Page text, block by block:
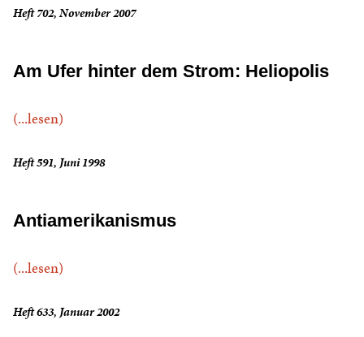
Heft 702, November 2007
Am Ufer hinter dem Strom: Heliopolis
(...lesen)
Heft 591, Juni 1998
Antiamerikanismus
(...lesen)
Heft 633, Januar 2002